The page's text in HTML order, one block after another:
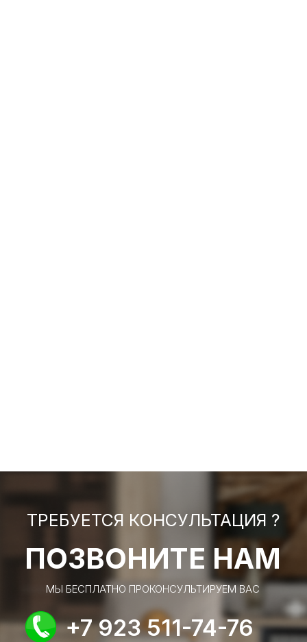
ТРЕБУЕТСЯ КОНСУЛЬТАЦИЯ ?
ПОЗВОНИТЕ НАМ
МЫ БЕСПЛАТНО ПРОКОНСУЛЬТИРУЕМ ВАС
+7 923 511-74-76